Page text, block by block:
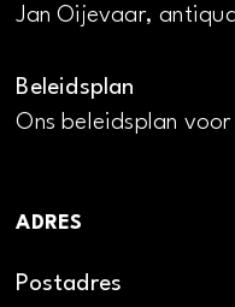
Jan Oijevaar,
Beleidsplan
Ons beleidsplan
ADRES
Postadres